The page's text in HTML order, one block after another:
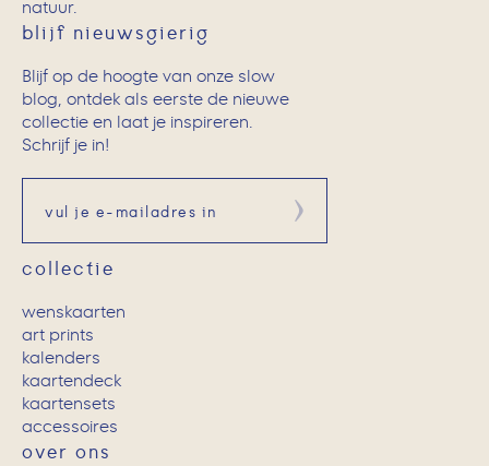
natuur.
blijf nieuwsgierig
Blijf op de hoogte van onze slow
blog, ontdek als eerste de nieuwe
collectie en laat je inspireren.
Schrijf je in!
Aanmelden
collectie
wenskaarten
art prints
kalenders
kaartendeck
kaartensets
accessoires
over ons